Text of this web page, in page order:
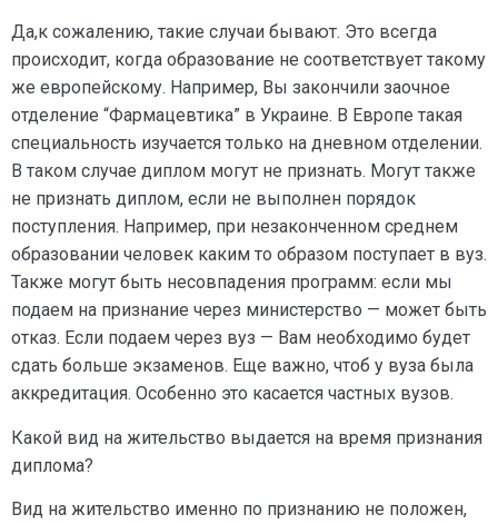
Да,к сожалению, такие случаи бывают. Это всегда
происходит, когда образование не соответствует такому
же европейскому. Например, Вы закончили заочное
отделение “Фармацевтика” в Украине. В Европе такая
специальность изучается только на дневном отделении.
В таком случае диплом могут не признать. Могут также
не признать диплом, если не выполнен порядок
поступления. Например, при незаконченном среднем
образовании человек каким то образом поступает в вуз.
Также могут быть несовпадения программ: если мы
подаем на признание через министерство — может быть
отказ. Если подаем через вуз — Вам необходимо будет
сдать больше экзаменов. Еще важно, чтоб у вуза была
аккредитация. Особенно это касается частных вузов.
Какой вид на жительство выдается на время признания
диплома?
Вид на жительство именно по признанию не положен,